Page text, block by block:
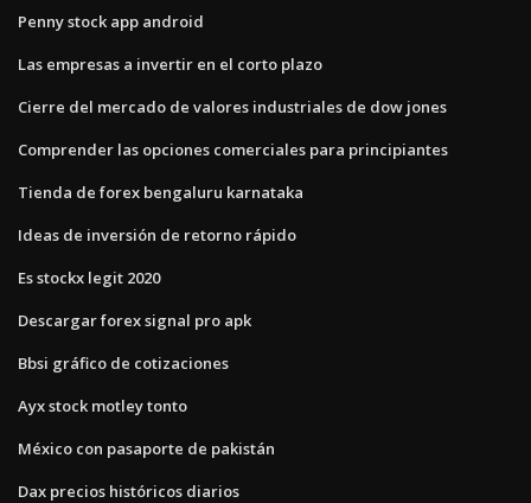
Penny stock app android
Las empresas a invertir en el corto plazo
Cierre del mercado de valores industriales de dow jones
Comprender las opciones comerciales para principiantes
Tienda de forex bengaluru karnataka
Ideas de inversión de retorno rápido
Es stockx legit 2020
Descargar forex signal pro apk
Bbsi gráfico de cotizaciones
Ayx stock motley tonto
México con pasaporte de pakistán
Dax precios históricos diarios